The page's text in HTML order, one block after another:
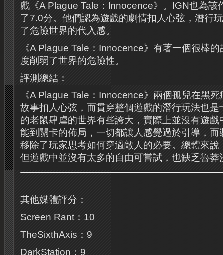
戲《A Plague Tale：Innocence》。IGN也為該
了7.0分。他們認為遊戲的劇情扣人心弦，潛行
了危險世界的代入感。
《A Plague Tale：Innocence》有著一個很棒
度削弱了世界的危險性。
評測總結：
《A Plague Tale：Innocence》兩個孤兒在黑
故事扣人心弦，而貫穿整個遊戲的潛行玩法也是
的老鼠肆虐的世界有些誇大，實際上並沒有遊
能到關卡的佈局，一切都讓人感覺過於引導，而
移除了玩家思考如何穿過敵人的必要。總體來說
但遊戲中並沒有太多的自由可嘗試，也缺乏魯莽
其他媒體評分：
Screen Rant：10
TheSixthAxis：9
DarkStation：9